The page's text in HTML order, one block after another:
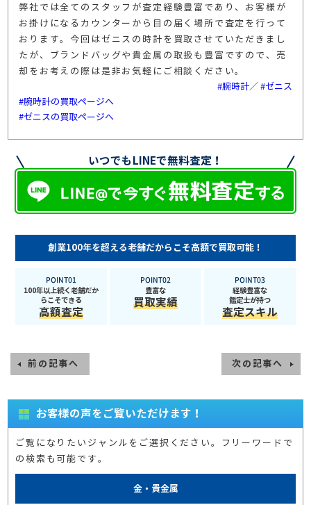
弊社では全てのスタッフが査定経験豊富であり、お客様が
お掛けになるカウンターから目の届く場所で査定を行って
おります。今回はゼニスの時計を買取させていただきまし
たが、ブランドバッグや貴金属の取扱も豊富ですので、売
却をお考えの際は是非お気軽にご相談ください。
#腕時計／#ゼニス
#腕時計の買取ページへ
#ゼニスの買取ページへ
いつでもLINEで無料査定！
創業100年を超える老舗だからこそ高額で買取可能！
POINT01
100年以上続く老舗だか
らこそできる
高額査定
POINT02
豊富な
買取実績
POINT03
経験豊富な
鑑定士が持つ
査定スキル
前の記事へ 次の記事へ
お客様の声をご覧いただけます！
ご覧になりたいジャンルをご選択ください。フリーワードで
の検索も可能です。
金・貴金属